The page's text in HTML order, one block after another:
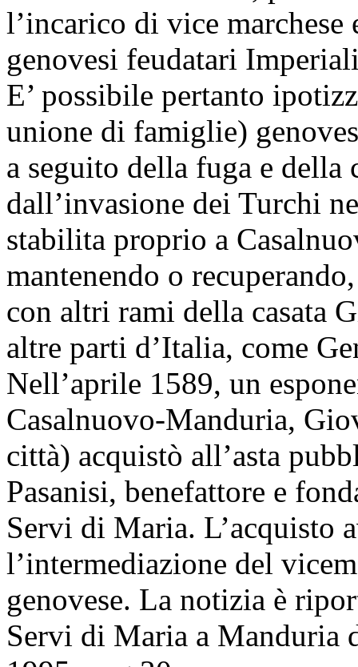
l’incarico di vice
genovesi feudatari
E’ possibile pertanto
unione di famiglie)
a seguito della fuga e della
dall’invasione dei Turchi
stabilita proprio a
mantenendo o
con altri rami della casata
altre parti d’Italia, come
Nell’aprile 1589, un
Casalnuovo-Manduria,
città) acquistò all’asta
Pasanisi, benefattore e
Servi di Maria. L’acquisto
l’intermediazione del
genovese. La notizia è
Servi di Maria a Manduria